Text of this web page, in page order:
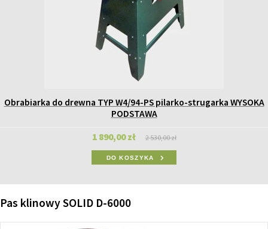
Obrabiarka do drewna TYP W4/94-PS pilarko-strugarka WYSOKA
PODSTAWA
1 890,00 zł 2 530,00 zł
DO KOSZYKA
Pas klinowy SOLID D-6000